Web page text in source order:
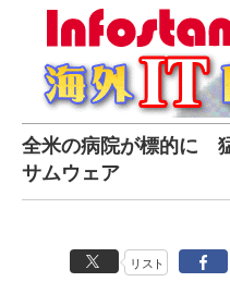
全米の病院が標的に
サムウェア
リスト